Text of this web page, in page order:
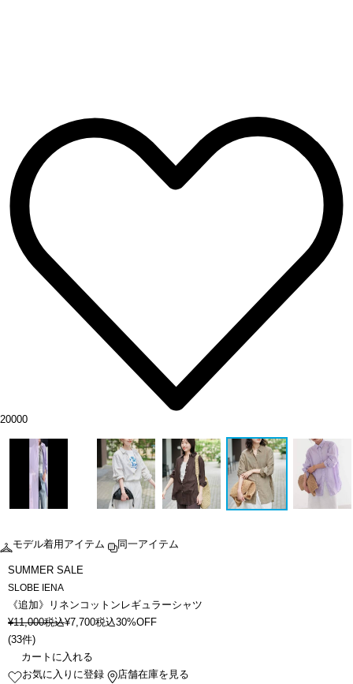
20000
モデル着用アイテム 同一アイテム
SUMMER SALE
SLOBE IENA
《追加》リネンコットンレギュラーシャツ
¥11,000税込¥7,700税込30%OFF
(33件)
カートに入れる
お気に入りに登録
店舗在庫を見る